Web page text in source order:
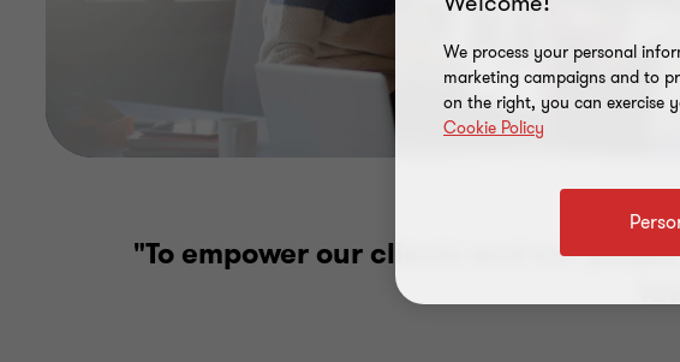
"To empower our clients and our
We process your personal
marketing campaigns and to
on the right, you can exercise
Cookie Policy